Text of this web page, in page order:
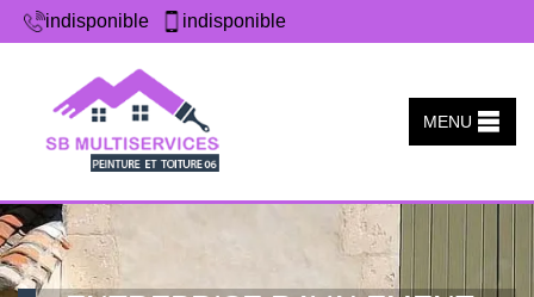
indisponible indisponible
MENU